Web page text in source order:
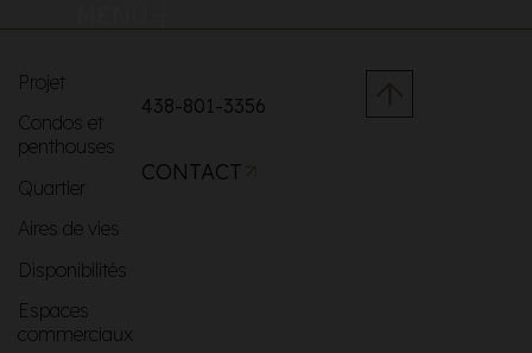
Projet
Condos et
penthouses
Quartier
Aires de vies
Disponibilités
Espaces
commerciaux
438-801-3356
CONTACT